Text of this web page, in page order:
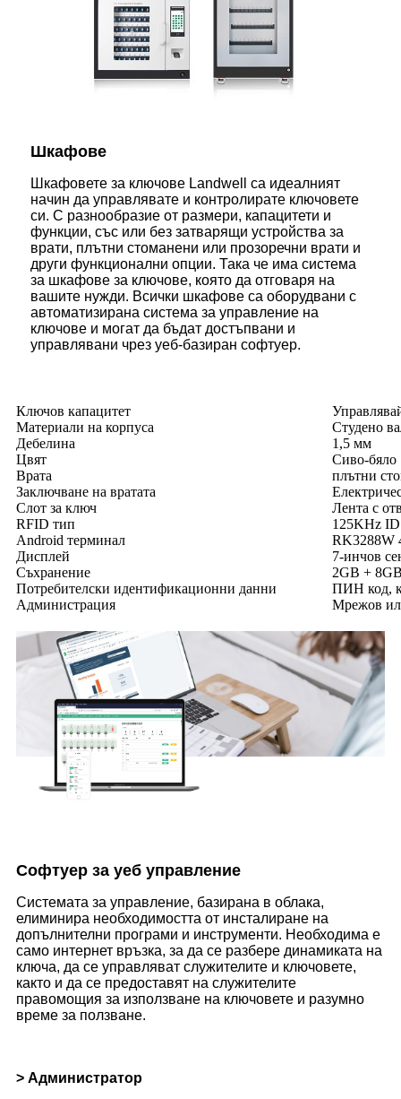
Шкафове
Шкафовете за ключове Landwell са идеалният
начин да управлявате и контролирате ключовете
си. С разнообразие от размери, капацитети и
функции, със или без затварящи устройства за
врати, плътни стоманени или прозоречни врати и
други функционални опции. Така че има система
за шкафове за ключове, която да отговаря на
вашите нужди. Всички шкафове са оборудвани с
автоматизирана система за управление на
ключове и могат да бъдат достъпвани и
управлявани чрез уеб-базиран софтуер.
Ключов капацитет
Материали на корпуса
Студено
Дебелина
1,5 мм
Цвят
Сиво-бяло
Врата
плътни
Заключване на вратата
Слот за ключ
Лента с
RFID тип
125KHz
Android терминал
RK3288W
Дисплей
7-инчов
Съхранение
2GB +
Потребителски идентификационни данни
ПИН код,
Администрация
Мрежов
Софтуер за уеб управление
Системата за управление, базирана в облака,
елиминира необходимостта от инсталиране на
допълнителни програми и инструменти. Необходима е
само интернет връзка, за да се разбере динамиката на
ключа, да се управляват служителите и ключовете,
както и да се предоставят на служителите
правомощия за използване на ключовете и разумно
време за ползване.
> Администратор